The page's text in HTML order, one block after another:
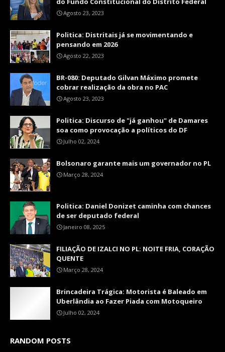
Agosto 23, 2023
Politica: Distritais já se movimentando e
pensando em 2026
Agosto 22, 2023
BR-080: Deputado Gilvan Máximo promete
cobrar realização da obra no PAC
Agosto 23, 2023
Politica: Discurso de "já ganhou" de Damares
soa como provocação a políticos do DF
Julho 02, 2024
Bolsonaro garante mais um governador no PL
Março 28, 2024
Politica: Daniel Donizet caminha com chances
de ser deputado federal
Janeiro 08, 2025
FILIAÇÃO DE IZALCI NO PL: NOITE FRIA, CORAÇÃO
QUENTE
Março 28, 2024
Brincadeira Trágica: Motorista é Baleado em
Uberlândia ao Fazer Piada com Motoqueiro
Julho 02, 2024
RANDOM POSTS